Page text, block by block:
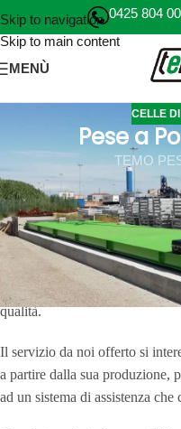
Skip to navigation
Skip to main content
0425 804
MENÙ
CELLE
Pese a
TEMO
Pese a Ponte Industriali
Da oltre 120 anni Temo Pese
realizzazione di bilance
di pesatura industriale. La
reso Temo Pese un leader del
qualità.
Il servizio da noi offerto si
a partire dalla sua produzione,
ad un sistema di assistenza